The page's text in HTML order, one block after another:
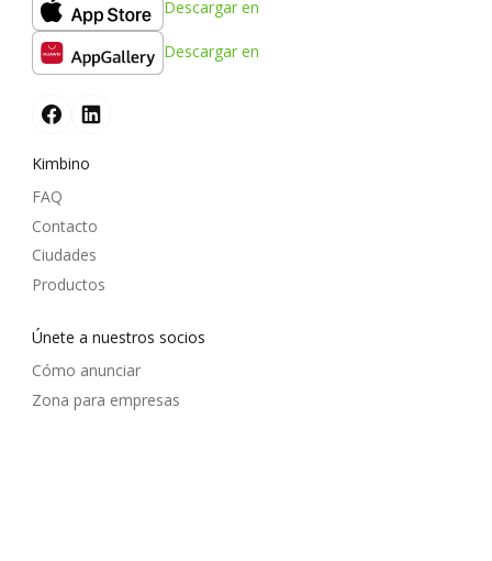
Descargar en
Descargar en
Kimbino
FAQ
Contacto
Ciudades
Productos
Únete a nuestros socios
Cómo anunciar
Zona para empresas